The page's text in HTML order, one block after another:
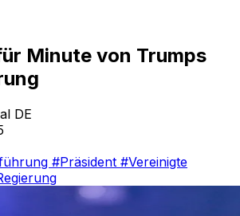
Minute von Trumps
DE
#Präsident #Vereinigte